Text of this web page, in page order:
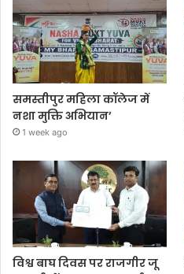
समस्तीपुर महिला कॉलेज में
नशा मुक्ति अभियान’
1 week ago
विश्व बाघ दिवस पर राजगीर जू